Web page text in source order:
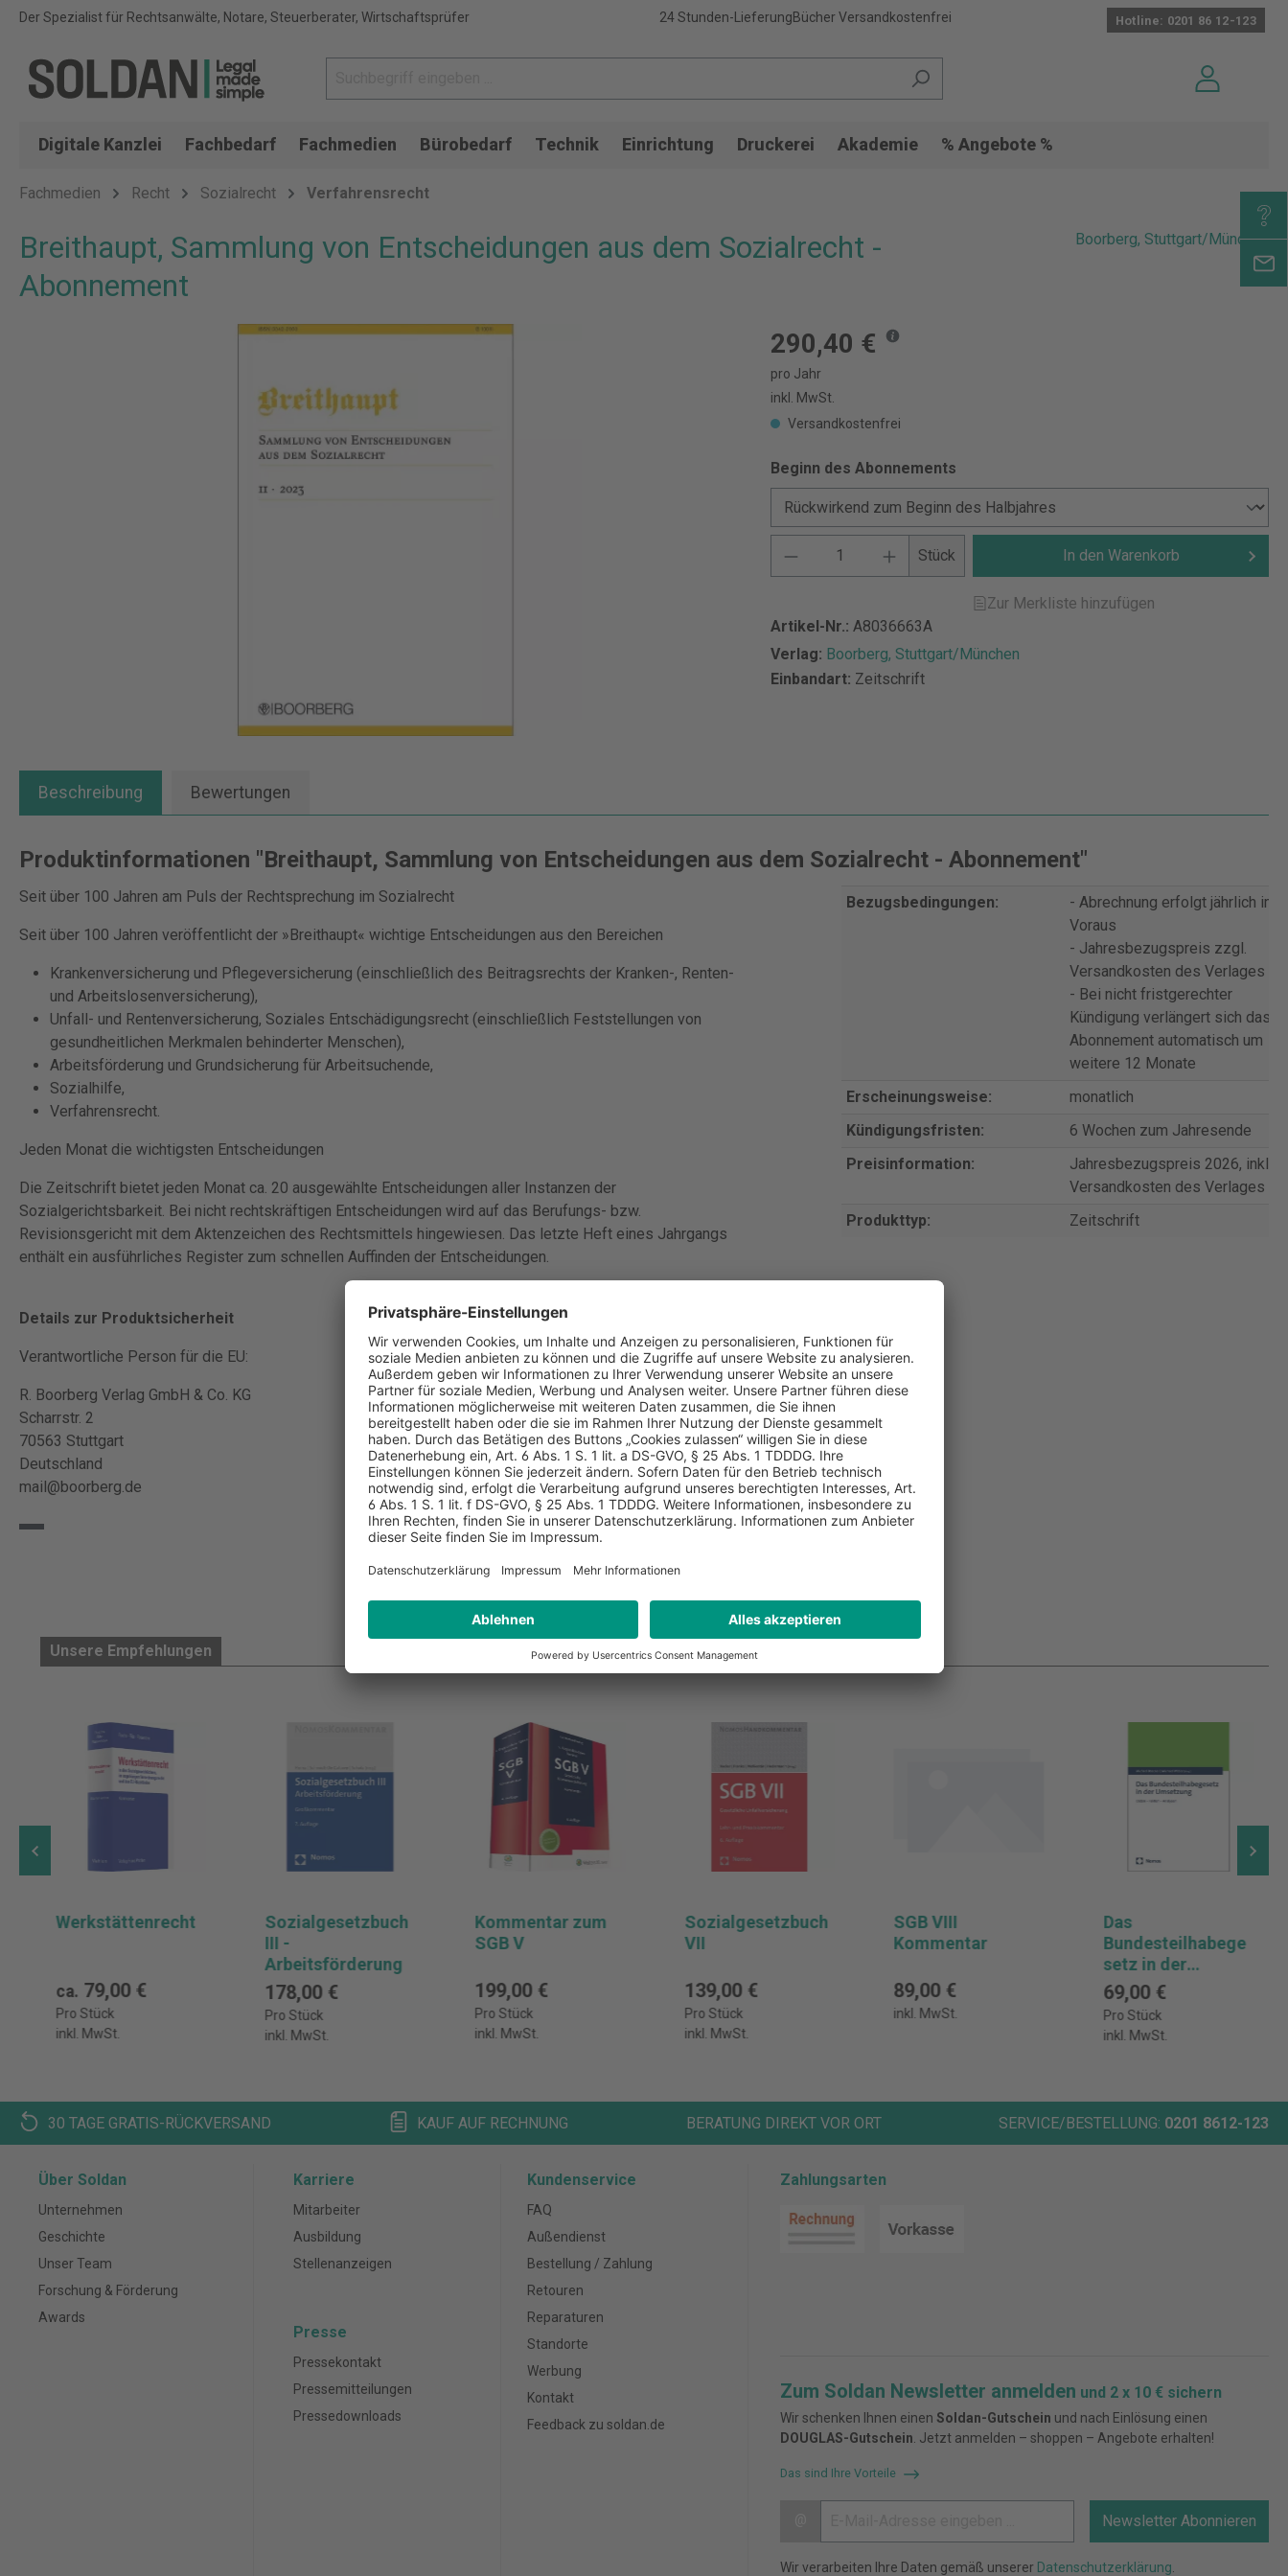
Der Spezialist für Rechtsanwälte, Notare, Steuerberater, Wirtschaftsprüfer 24 Stunden-LieferungBücher Versandkostenfrei Hotline: 0201 86 12-123
Digitale Kanzlei Fachbedarf Fachmedien Bürobedarf Technik Einrichtung Druckerei Akademie % Angebote %
Fachmedien Recht Sozialrecht Verfahrensrecht
Breithaupt, Sammlung von Entscheidungen aus dem Sozialrecht -
Abonnement
Boorberg, Stuttgart/München
290,40 €
pro Jahr
inkl. MwSt.
Versandkostenfrei
Beginn des Abonnements
Stück In den Warenkorb
Zur Merkliste hinzufügen
Artikel-Nr.: A8036663A
Verlag: Boorberg, Stuttgart/München
Einbandart: Zeitschrift
Beschreibung Bewertungen
Produktinformationen "Breithaupt, Sammlung von Entscheidungen aus dem Sozialrecht - Abonnement"
Seit über 100 Jahren am Puls der Rechtsprechung im Sozialrecht
Seit über 100 Jahren veröffentlicht der »Breithaupt« wichtige Entscheidungen aus den Bereichen
Krankenversicherung und Pflegeversicherung (einschließlich des Beitragsrechts der Kranken-, Renten-
und Arbeitslosenversicherung),
Unfall- und Rentenversicherung, Soziales Entschädigungsrecht (einschließlich Feststellungen von
gesundheitlichen Merkmalen behinderter Menschen),
Arbeitsförderung und Grundsicherung für Arbeitsuchende,
Sozialhilfe,
Verfahrensrecht.
Jeden Monat die wichtigsten Entscheidungen
Die Zeitschrift bietet jeden Monat ca. 20 ausgewählte Entscheidungen aller Instanzen der
Sozialgerichtsbarkeit. Bei nicht rechtskräftigen Entscheidungen wird auf das Berufungs- bzw.
Revisionsgericht mit dem Aktenzeichen des Rechtsmittels hingewiesen. Das letzte Heft eines Jahrgangs
enthält ein ausführliches Register zum schnellen Auffinden der Entscheidungen.
Details zur Produktsicherheit
Verantwortliche Person für die EU:
R. Boorberg Verlag GmbH & Co. KG
Scharrstr. 2
70563 Stuttgart
Deutschland
mail@boorberg.de
Bezugsbedingungen:
- Abrechnung erfolgt jährlich im
Voraus
- Jahresbezugspreis zzgl.
Versandkosten des Verlages
- Bei nicht fristgerechter
Kündigung verlängert sich das
Abonnement automatisch um
weitere 12 Monate
Erscheinungsweise:
monatlich
Kündigungsfristen:
6 Wochen zum Jahresende
Preisinformation:
Jahresbezugspreis 2026, inkl.
Versandkosten des Verlages
Produkttyp:
Zeitschrift
Unsere Empfehlungen
Werkstättenrecht
ca. 79,00 €
Pro Stück
inkl. MwSt.
Sozialgesetzbuch
III -
Arbeitsförderung
178,00 €
Pro Stück
inkl. MwSt.
Kommentar zum
SGB V
199,00 €
Pro Stück
inkl. MwSt.
Sozialgesetzbuch
VII
139,00 €
Pro Stück
inkl. MwSt.
SGB VIII
Kommentar
89,00 €
inkl. MwSt.
Das
Bundesteilhabege
setz in der
Umsetzung
69,00 €
Pro Stück
inkl. MwSt.
30 TAGE GRATIS-RÜCKVERSAND KAUF AUF RECHNUNG BERATUNG DIREKT VOR ORT SERVICE/BESTELLUNG: 0201 8612-123
Über Soldan
Unternehmen
Geschichte
Unser Team
Forschung & Förderung
Awards
Karriere
Mitarbeiter
Ausbildung
Stellenanzeigen
Presse
Pressekontakt
Pressemitteilungen
Pressedownloads
Kundenservice
FAQ
Außendienst
Bestellung / Zahlung
Retouren
Reparaturen
Standorte
Werbung
Kontakt
Feedback zu soldan.de
Zahlungsarten
Zum Soldan Newsletter anmelden und 2 x 10 € sichern
Wir schenken Ihnen einen Soldan-Gutschein und nach Einlösung einen
DOUGLAS-Gutschein . Jetzt anmelden – shoppen – Angebote erhalten!
Das sind Ihre Vorteile
Newsletter Abonnieren
Wir verarbeiten Ihre Daten gemäß unserer Datenschutzerklärung